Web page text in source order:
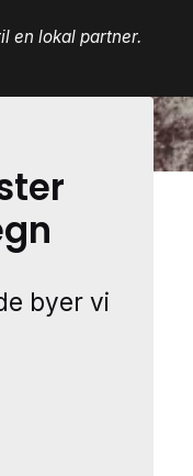
en lokal partner.
byer vi